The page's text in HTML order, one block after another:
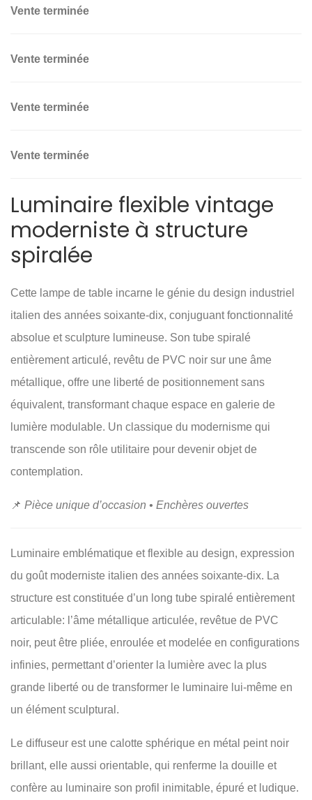
Vente terminée
Vente terminée
Vente terminée
Vente terminée
Luminaire flexible vintage
moderniste à structure
spiralée
Cette lampe de table incarne le génie du design industriel
italien des années soixante-dix, conjuguant fonctionnalité
absolue et sculpture lumineuse. Son tube spiralé
entièrement articulé, revêtu de PVC noir sur une âme
métallique, offre une liberté de positionnement sans
équivalent, transformant chaque espace en galerie de
lumière modulable. Un classique du modernisme qui
transcende son rôle utilitaire pour devenir objet de
contemplation.
📌 Pièce unique d’occasion • Enchères ouvertes
Luminaire emblématique et flexible au design, expression
du goût moderniste italien des années soixante-dix. La
structure est constituée d’un long tube spiralé entièrement
articulable: l’âme métallique articulée, revêtue de PVC
noir, peut être pliée, enroulée et modelée en configurations
infinies, permettant d’orienter la lumière avec la plus
grande liberté ou de transformer le luminaire lui-même en
un élément sculptural.
Le diffuseur est une calotte sphérique en métal peint noir
brillant, elle aussi orientable, qui renferme la douille et
confère au luminaire son profil inimitable, épuré et ludique.